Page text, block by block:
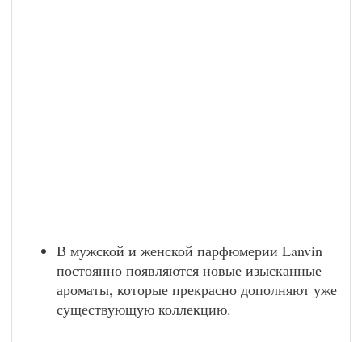
В мужской и женской парфюмерии Lanvin
постоянно появляются новые изысканные
ароматы, которые прекрасно дополняют уже
существующую коллекцию.